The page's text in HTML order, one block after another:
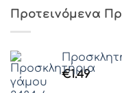
Προτεινόμενα
€1.49